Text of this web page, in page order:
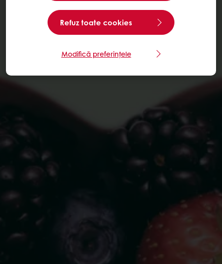
Refuz toate cookies
Modifică preferințele